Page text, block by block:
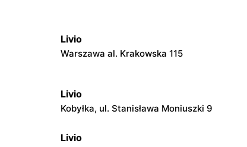
Livio
Warszawa al. Krakowska 115
Livio
Kobyłka, ul. Stanisława Moniuszki 9
Livio